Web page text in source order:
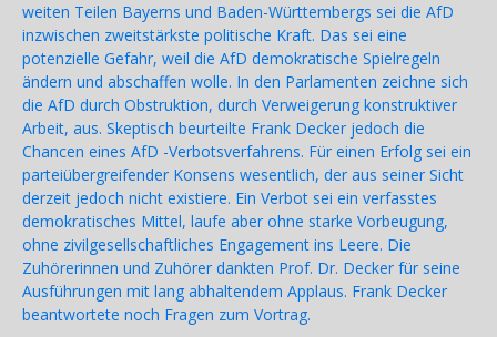
weiten Teilen Bayerns und Baden-Württembergs sei die AfD
inzwischen zweitstärkste politische Kraft. Das sei eine
potenzielle Gefahr, weil die AfD demokratische Spielregeln
ändern und abschaffen wolle. In den Parlamenten zeichne sich
die AfD durch Obstruktion, durch Verweigerung konstruktiver
Arbeit, aus. Skeptisch beurteilte Frank Decker jedoch die
Chancen eines AfD -Verbotsverfahrens. Für einen Erfolg sei ein
parteiübergreifender Konsens wesentlich, der aus seiner Sicht
derzeit jedoch nicht existiere. Ein Verbot sei ein verfasstes
demokratisches Mittel, laufe aber ohne starke Vorbeugung,
ohne zivilgesellschaftliches Engagement ins Leere. Die
Zuhörerinnen und Zuhörer dankten Prof. Dr. Decker für seine
Ausführungen mit lang abhaltendem Applaus. Frank Decker
beantwortete noch Fragen zum Vortrag.